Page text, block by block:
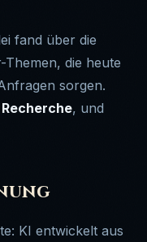
fand über die
Themen, die heute
sorgen.
, und
KI entwickelt aus